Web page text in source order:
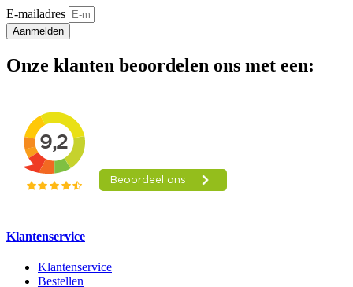
E-mailadres
Aanmelden
Onze klanten beoordelen ons met een:
Klantenservice
Klantenservice
Bestellen